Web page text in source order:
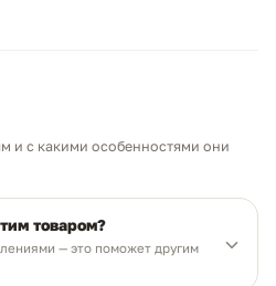
Полное соответствие
оригинала.
рекламных служб и
потреблением цвета.
и с какими особенностями они
товаром?
— это поможет другим
время